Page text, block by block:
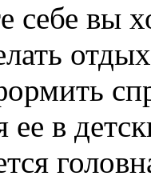
себе вы
ее в